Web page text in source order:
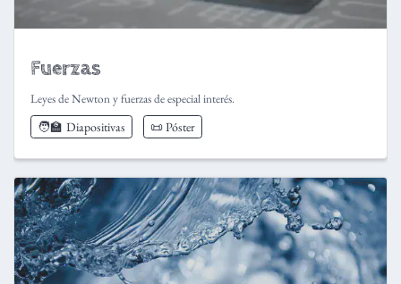
Fuerzas
Leyes de Newton y fuerzas de especial interés.
🧑‍🏫 Diapositivas 📜 Póster